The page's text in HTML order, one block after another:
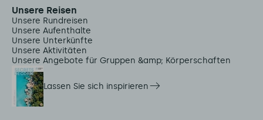
Unsere Reisen
Unsere Rundreisen
Unsere Aufenthalte
Unsere Unterkünfte
Unsere Aktivitäten
Unsere Angebote für Gruppen &amp; Körperschaften
Lassen Sie sich inspirieren